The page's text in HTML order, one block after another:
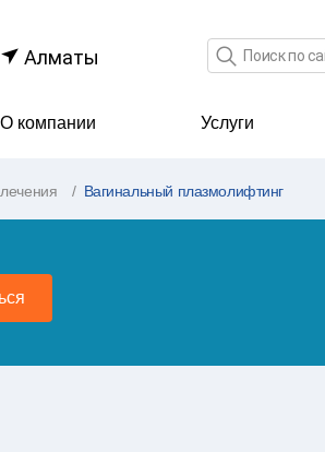
Алматы Поле поиска
О компании Услуги
Вагинальный плазмолифтинг